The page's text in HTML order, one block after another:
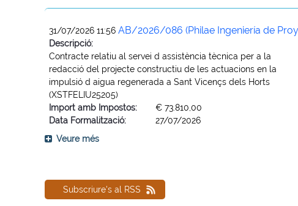
31/07/2026 11:56 AB/2026/086 (Philae Ingeniería de
Descripció:
Contracte relatiu al servei d assistència tècnica per a la
redacció del projecte constructiu de les actuacions en la
impulsió d aigua regenerada a Sant Vicençs dels Horts
(XSTFELIU25205)
Import amb Impostos:
€ 73.810,00
Data Formalització:
27/07/2026
Veure més
Subscriure's al RSS